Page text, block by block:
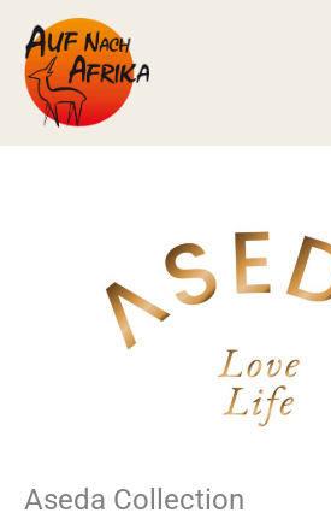
Inhalt
springen
Aseda Collection